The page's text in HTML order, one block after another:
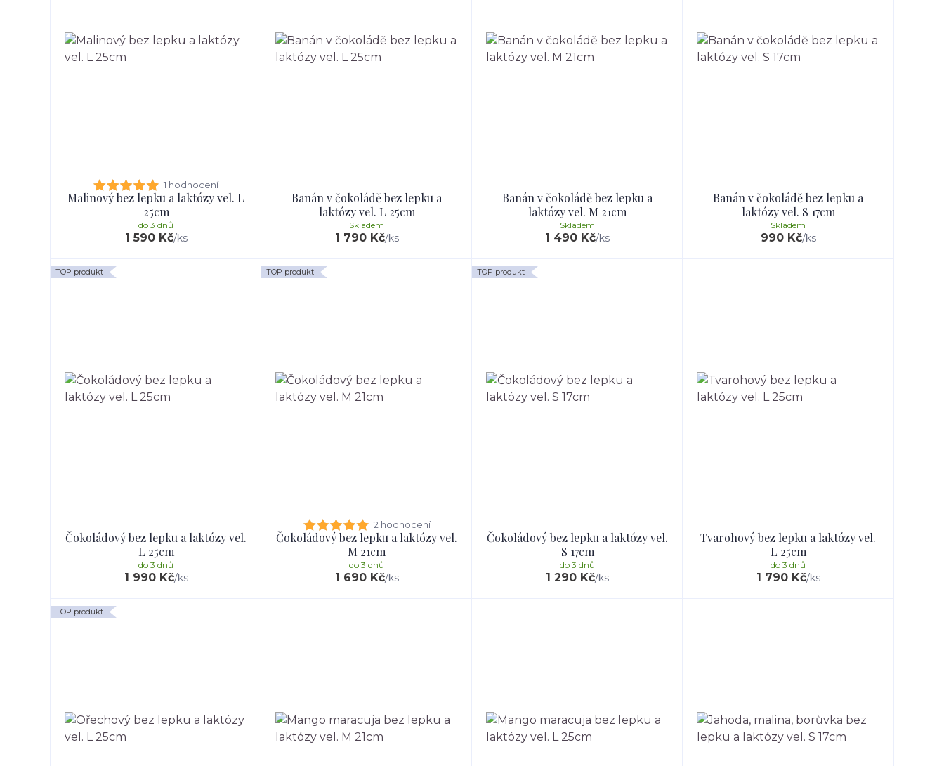
1 hodnocení
Malinový bez lepku a laktózy vel. L
25cm
1 590 Kč/ks
do 3 dnů
Banán v čokoládě bez lepku a
laktózy vel. L 25cm
1 790 Kč/ks
Skladem
Banán v čokoládě bez lepku a
laktózy vel. M 21cm
1 490 Kč/ks
Skladem
Banán v čokoládě bez lepku a
laktózy vel. S 17cm
990 Kč/ks
Skladem
TOP produkt
Čokoládový bez lepku a laktózy vel.
L 25cm
1 990 Kč/ks
do 3 dnů
TOP produkt
2 hodnocení
Čokoládový bez lepku a laktózy vel.
M 21cm
1 690 Kč/ks
do 3 dnů
TOP produkt
Čokoládový bez lepku a laktózy vel.
S 17cm
1 290 Kč/ks
do 3 dnů
Tvarohový bez lepku a laktózy vel.
L 25cm
1 790 Kč/ks
do 3 dnů
TOP produkt